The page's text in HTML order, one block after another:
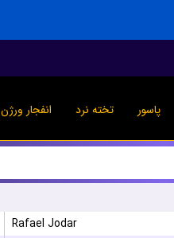
پاسور تخته نرد انفجار ورژن ۱
Rafael Jodar